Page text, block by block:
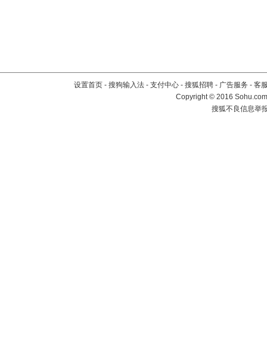
设置首页 - 搜狗输入法 - 支付中心 - 搜狐招聘 - 广告服务 - 客
Copyright©2016
搜狐不良信息举